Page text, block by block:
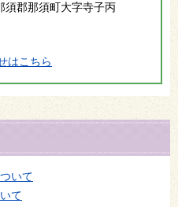
須郡那須町大字寺子丙
はこちら
いて
て